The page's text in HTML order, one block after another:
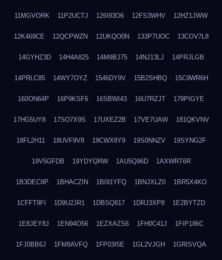
11MGVORK 11P2UCTJ 126I93O6 12FS3WHV 12HZ1JWW
12K469CE 12QCPWZN 12UKQO0N 133P7UOC 13COV7L8
14GYHZ3D 14H4A825 14M9BJ75 14NJ13LJ 14PRJLGB
14PRLC85 14WY7OYZ 1546DY9V 15B2SHBQ 15C9WR6H
160ON64P 16P9KSF6 16SBWI43 16U7RZJT 179PIGYE
17HG5UY8 17SO7X9S 17UXEZ2B 17VE7UAW 181QKVNV
18FL2H11 18UVF9V8 19CWX8Y9 19S0NNZV 19SYNG2F
19V5GFDB 19YDYQRW 1AU5Q96D 1AXWRT6R
1B3DEC8P 1BHACZIN 1BI91YFQ 1BNJXLZ0 1BR5X4KO
1CFFT9FI 1D9U2JR1 1DBSQ817 1DRJ3XP8 1E2BYTZD
1E8JEY8J 1EN94O56 1EZXAZS6 1FH0C41J 1FIP186C
1FJ0BB6J 1FM8AVFQ 1FP03I5E 1GL2VJGH 1GRISVQA